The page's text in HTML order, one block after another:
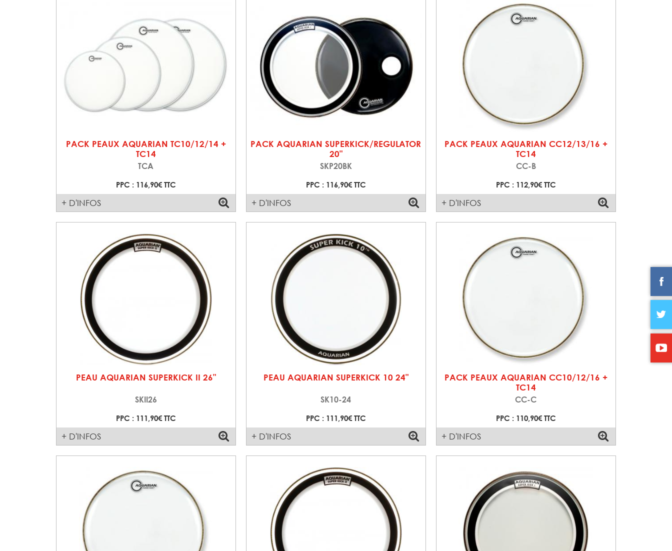
PACK PEAUX AQUARIAN TC10/12/14 +
TC14
TCA
PPC : 116,90€ TTC
+ D'INFOS
PACK AQUARIAN SUPERKICK/REGULATOR
20"
SKP20BK
PPC : 116,90€ TTC
+ D'INFOS
PACK PEAUX AQUARIAN CC12/13/16 +
TC14
CC-B
PPC : 112,90€ TTC
+ D'INFOS
PEAU AQUARIAN SUPERKICK II 26"
SKII26
PPC : 111,90€ TTC
+ D'INFOS
PEAU AQUARIAN SUPERKICK 10 24"
SK10-24
PPC : 111,90€ TTC
+ D'INFOS
PACK PEAUX AQUARIAN CC10/12/16 +
TC14
CC-C
PPC : 110,90€ TTC
+ D'INFOS